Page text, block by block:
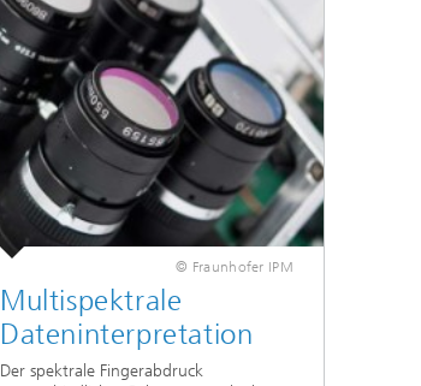
© Fraunhofer IPM
Multispektrale
Dateninterpretation
Der spektrale Fingerabdruck